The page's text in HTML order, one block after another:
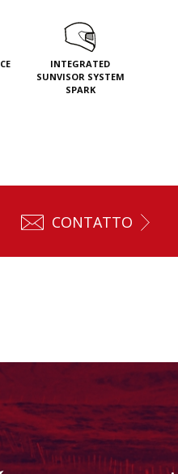
INTEGRATED
SUNVISOR SYSTEM
SPARK
CONTATTO